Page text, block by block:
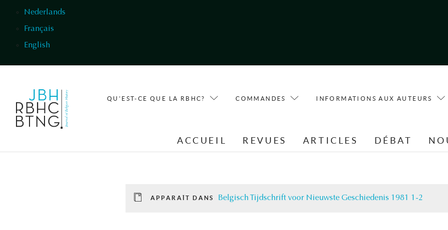
Nederlands
Français
English
QU'EST-CE QUE LA RBHC? COMMANDES INFORMATIONS AUX AUTEURS
ACCUEIL REVUES ARTICLES DÉBAT
APPARAÎT DANS Belgisch Tijdschrift voor Nieuwste Geschiedenis 1981 1-2